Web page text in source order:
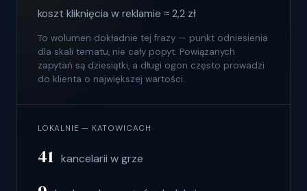
koszt kliknięcia w reklamie ≈ 2,2 zł
To wolumen dokładnie tej frazy — punkt odniesienia
dla skali tematu, nie cały popyt. Powiązanych
zapytań są dziesiątki, a długi ogon często prowadzi
do klienta o największej wartości.
LOKALNIE — KATOWICACH
41 kancelarii w grze